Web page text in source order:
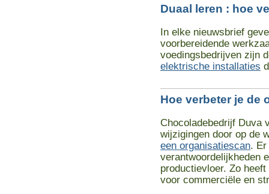
Duaal leren : hoe
In elke nieuwsbrief
voorbereidende
voedingsbedrijven zijn
elektrische installaties
Hoe verbeter je de
Chocoladebedrijf Duva
wijzigingen door op de
een organisatiescan. Er
verantwoordelijkheden
productievloer. Zo
voor commerciële en